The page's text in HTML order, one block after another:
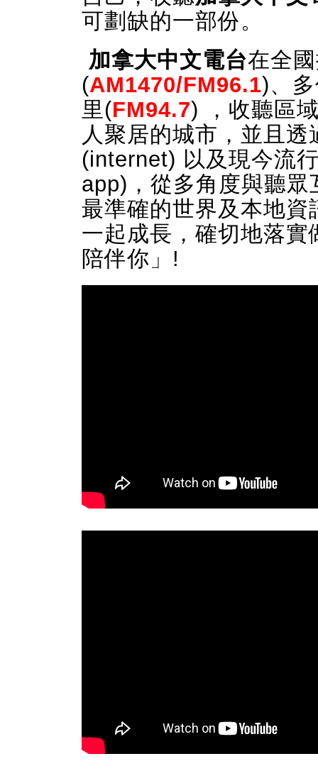
可劃缺的一部份。
加拿大中文電台在全
(AM1470/FM96.1)、
里(FM94.7) ，收聽區
人聚居的城市，並且
(internet) 以及現今流
app)，從多角度與聽
最準確的世界及本地
一起成長，確切地落實
陪伴你」!